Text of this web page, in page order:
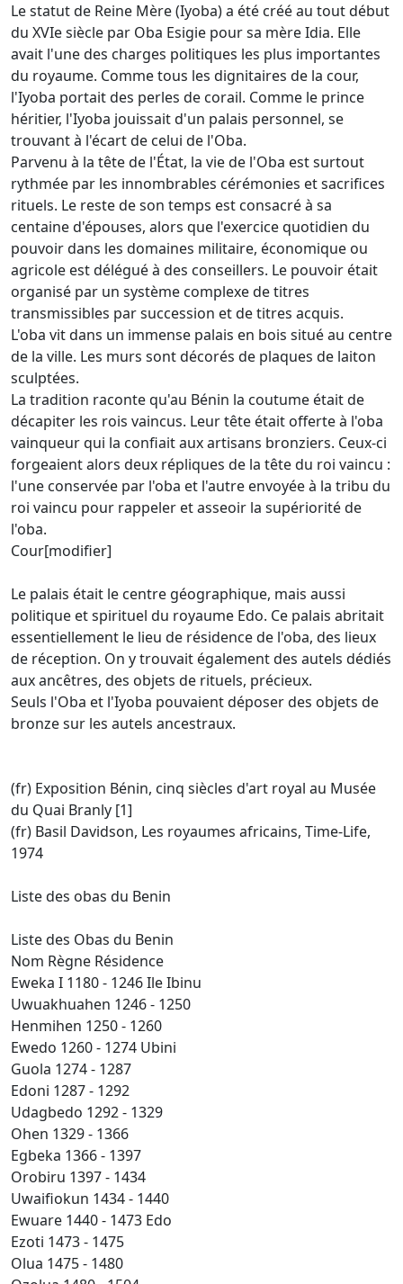
Le statut de Reine Mère (Iyoba) a été créé au tout début
du XVIe siècle par Oba Esigie pour sa mère Idia. Elle
avait l'une des charges politiques les plus importantes
du royaume. Comme tous les dignitaires de la cour,
l'Iyoba portait des perles de corail. Comme le prince
héritier, l'Iyoba jouissait d'un palais personnel, se
trouvant à l'écart de celui de l'Oba.
Parvenu à la tête de l'État, la vie de l'Oba est surtout
rythmée par les innombrables cérémonies et sacrifices
rituels. Le reste de son temps est consacré à sa
centaine d'épouses, alors que l'exercice quotidien du
pouvoir dans les domaines militaire, économique ou
agricole est délégué à des conseillers. Le pouvoir était
organisé par un système complexe de titres
transmissibles par succession et de titres acquis.
L'oba vit dans un immense palais en bois situé au centre
de la ville. Les murs sont décorés de plaques de laiton
sculptées.
La tradition raconte qu'au Bénin la coutume était de
décapiter les rois vaincus. Leur tête était offerte à l'oba
vainqueur qui la confiait aux artisans bronziers. Ceux-ci
forgeaient alors deux répliques de la tête du roi vaincu :
l'une conservée par l'oba et l'autre envoyée à la tribu du
roi vaincu pour rappeler et asseoir la supériorité de
l'oba.
Cour[modifier]
Le palais était le centre géographique, mais aussi
politique et spirituel du royaume Edo. Ce palais abritait
essentiellement le lieu de résidence de l'oba, des lieux
de réception. On y trouvait également des autels dédiés
aux ancêtres, des objets de rituels, précieux.
Seuls l'Oba et l'Iyoba pouvaient déposer des objets de
bronze sur les autels ancestraux.
(fr) Exposition Bénin, cinq siècles d'art royal au Musée
du Quai Branly [1]
(fr) Basil Davidson, Les royaumes africains, Time-Life,
1974
Liste des obas du Benin
Liste des Obas du Benin
Nom Règne Résidence
Eweka I 1180 - 1246Ile Ibinu
Uwuakhuahen 1246 - 1250
Henmihen 1250 - 1260
Ewedo 1260 - 1274 Ubini
Guola 1274 - 1287
Edoni 1287 - 1292
Udagbedo 1292 - 1329
Ohen 1329 - 1366
Egbeka 1366 - 1397
Orobiru 1397 - 1434
Uwaifiokun 1434 - 1440
Ewuare 1440 - 1473 Edo
Ezoti 1473 - 1475
Olua 1475 - 1480